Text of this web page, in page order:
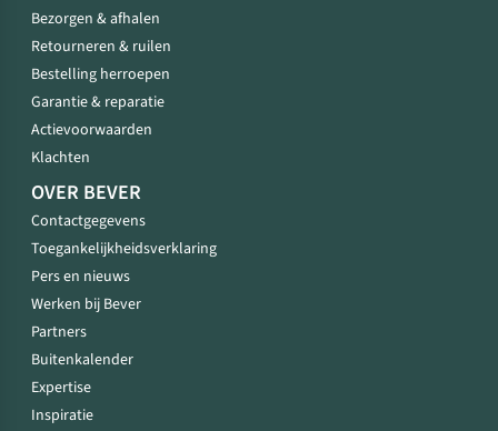
Bezorgen & afhalen
Retourneren & ruilen
Bestelling herroepen
Garantie & reparatie
Actievoorwaarden
Klachten
OVER BEVER
Contactgegevens
Toegankelijkheidsverklaring
Pers en nieuws
Werken bij Bever
Partners
Buitenkalender
Expertise
Inspiratie